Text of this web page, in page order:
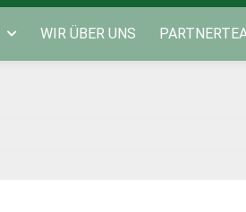
WIR ÜBER UNS